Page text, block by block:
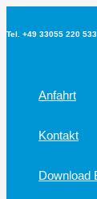
Inhalt
Tel. +49 33055 220
Anfahrt
Kontakt
Download